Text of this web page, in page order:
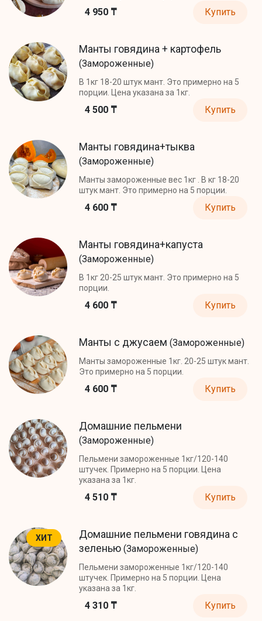
4 950 ₸ Купить
Манты говядина + картофель
(Замороженные)
В 1кг 18-20 штук мант. Это примерно на 5
порции. Цена указана за 1кг.
4 500 ₸ Купить
Манты говядина+тыква
(Замороженные)
Манты замороженные вес 1кг . В кг 18-20
штук мант. Это примерно на 5 порции.
4 600 ₸ Купить
Манты говядина+капуста
(Замороженные)
В 1кг 20-25 штук мант. Это примерно на 5
порции.
4 600 ₸ Купить
Манты с джусаем (Замороженные)
Манты замороженные 1кг. 20-25 штук мант.
Это примерно на 5 порции.
4 600 ₸ Купить
Домашние пельмени
(Замороженные)
Пельмени замороженные 1кг/120-140
штучек. Примерно на 5 порции. Цена
указана за 1кг.
4 510 ₸ Купить
ХИТ
Домашние пельмени говядина с
зеленью (Замороженные)
Пельмени замороженные 1кг/120-140
штучек. Примерно на 5 порции. Цена
указана за 1кг.
4 310 ₸ Купить